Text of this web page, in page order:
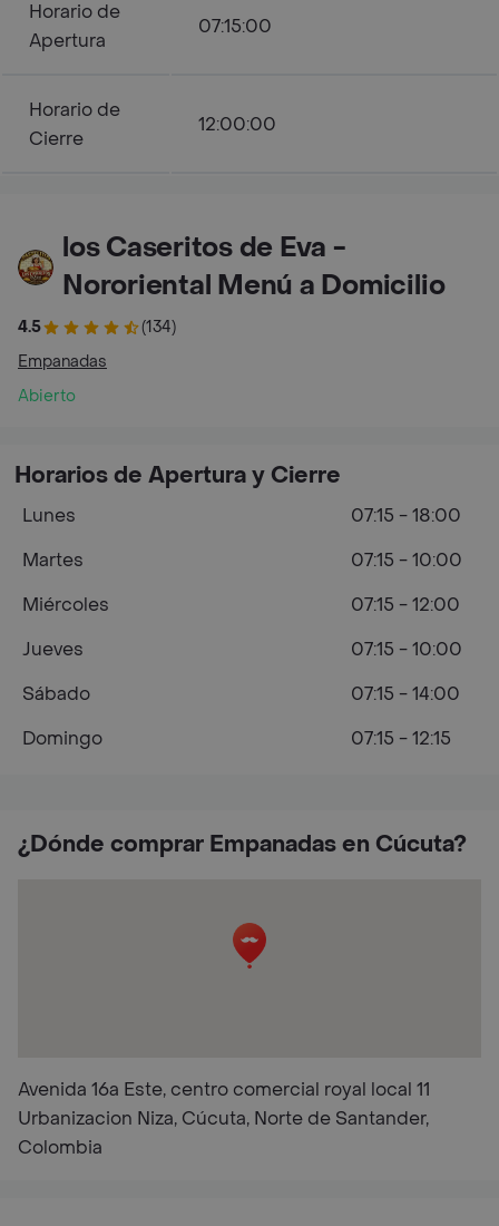
Horario de
Apertura
07:15:00
Horario de
Cierre
12:00:00
los Caseritos de Eva -
Nororiental Menú a Domicilio
4.5
(134)
Empanadas
Abierto
¿Dónde comprar Empanadas en Cúcuta?
Avenida 16a Este, centro comercial royal local 11
Urbanizacion Niza, Cúcuta, Norte de Santander,
Colombia
Horarios de Apertura y Cierre
Lunes
07:15 - 18:00
Martes
07:15 - 10:00
Miércoles
07:15 - 12:00
Jueves
07:15 - 10:00
Sábado
07:15 - 14:00
Domingo
07:15 - 12:15